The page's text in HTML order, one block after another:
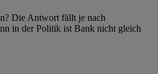
Die Antwort fällt je nach
in der Politik ist Bank nicht gleich